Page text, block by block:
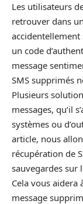
Les utilisateurs
retrouver dans
un code
message
SMS supprimés
Plusieurs
messages, qu’il
systèmes ou
article, nous
récupération de
sauvegardes sur
Cela vous
message